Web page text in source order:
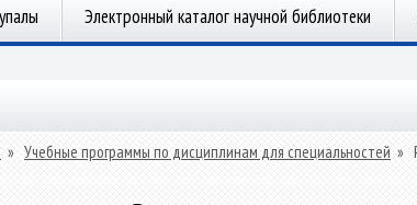
Электронный каталог научной библиотеки
» Учебные программы по дисциплинам для специальностей »